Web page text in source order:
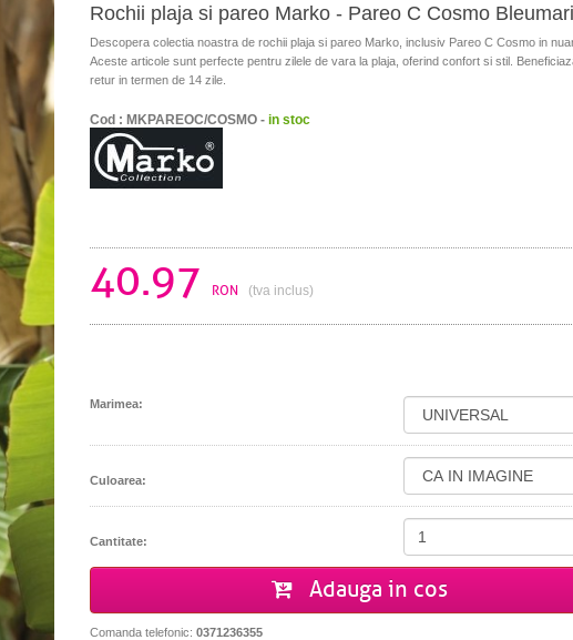
Rochii plaja si pareo Marko - Pareo C Cosmo
Descopera colectia noastra de rochii plaja si pareo Marko, inclusiv Pareo C Cosmo in
Aceste articole sunt perfecte pentru zilele de vara la plaja, oferind confort si stil.
retur in termen de 14 zile.
Cod : MKPAREOC/COSMO - in stoc
40.97 RON (tva inclus)
Marimea:
Culoarea:
Cantitate:
Adauga in cos
Comanda telefonic: 0371236355